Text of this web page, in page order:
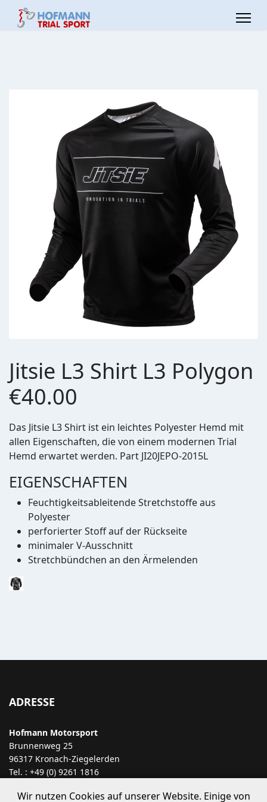
Jitsie L3 Shirt L3 Polygon
€40.00
Das Jitsie L3 Shirt ist ein leichtes Polyester Hemd mit
allen Eigenschaften, die von einem modernen Trial
Hemd erwartet werden. Part JI20JEPO-2015L
EIGENSCHAFTEN
Feuchtigkeitsableitende Stretchstoffe aus
Polyester
perforierter Stoff auf der Rückseite
minimaler V-Ausschnitt
Stretchbündchen an den Ärmelenden
ADRESSE
Hofmann Motorsport
Brunnenweg 25
96317 Kronach-Ziegelerden
Tel. : +49 (0) 9261 1816
Wir nutzen Cookies auf unserer Website. Einige von